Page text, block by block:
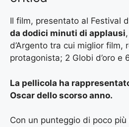
Il film, presentato al Festival
da dodici minuti di applausi
d’Argento tra cui miglior film,
protagonista; 2 Globi d’oro e
La pellicola ha
Oscar dello scorso anno.
Con un punteggio di poco